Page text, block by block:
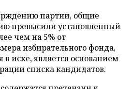
партии, общие
превысили установленный
чем на 5% от
избирательного фонда,
в иске, является основанием
списка кандидатов.